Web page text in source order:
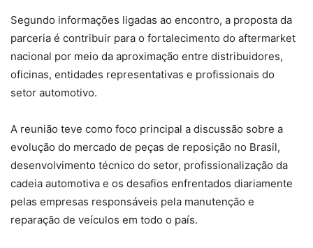
Segundo informações ligadas ao encontro, a proposta da
parceria é contribuir para o fortalecimento do aftermarket
nacional por meio da aproximação entre distribuidores,
oficinas, entidades representativas e profissionais do
setor automotivo.
A reunião teve como foco principal a discussão sobre a
evolução do mercado de peças de reposição no Brasil,
desenvolvimento técnico do setor, profissionalização da
cadeia automotiva e os desafios enfrentados diariamente
pelas empresas responsáveis pela manutenção e
reparação de veículos em todo o país.